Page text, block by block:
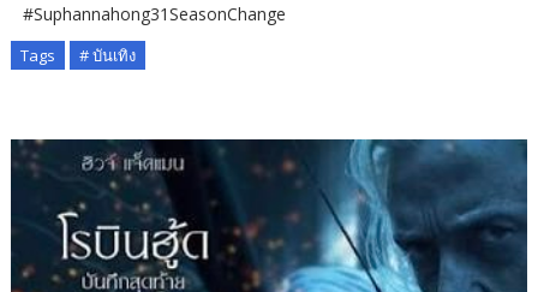
#Suphannahong31SeasonChange
Tags # บันเทิง